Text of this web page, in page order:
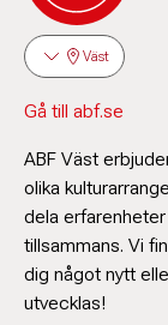
Väst
Gå till abf.se
ABF Väst
olika
dela
tillsammans. Vi
dig något nytt
utvecklas!